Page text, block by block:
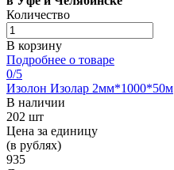
Количество
В корзину
Подробнее о товаре
0/5
Изолон Изолар 2мм*1000*50м
В наличии
202 шт
Цена за единицу
(в рублях)
935